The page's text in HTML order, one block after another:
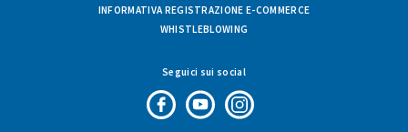
INFORMATIVA REGISTRAZIONE E-COMMERCE
WHISTLEBLOWING
Seguici sui social